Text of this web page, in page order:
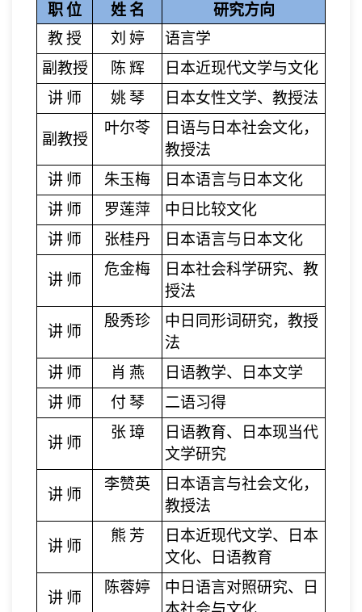
职位 姓 名
研究方向
教授 刘 婷
语言学
副教授
陈 辉
日本近现代文学与文化
讲 师 姚 琴 日本女性文学、教授法
副教授
叶尔苓
日语与日本社会文化，
教授法
讲 师 朱玉梅
日本语言与日本文化
讲 师 罗莲萍
中日比较文化
讲 师 张桂丹 日本语言与日本文化
讲 师
危金梅
日本社会科学研究、教
授法
讲 师
殷秀珍
中日同形词研究，教授
法
讲 师 肖 燕
日语教学、日本文学
讲 师 付 琴 二语习得
讲 师
张 璋
日语教育、日本现当代
文学研究
讲 师
李赞英
日本语言与社会文化，
教授法
讲 师
熊 芳
日本近现代文学、日本
文化、日语教育
讲 师
陈蓉婷
中日语言对照研究、日